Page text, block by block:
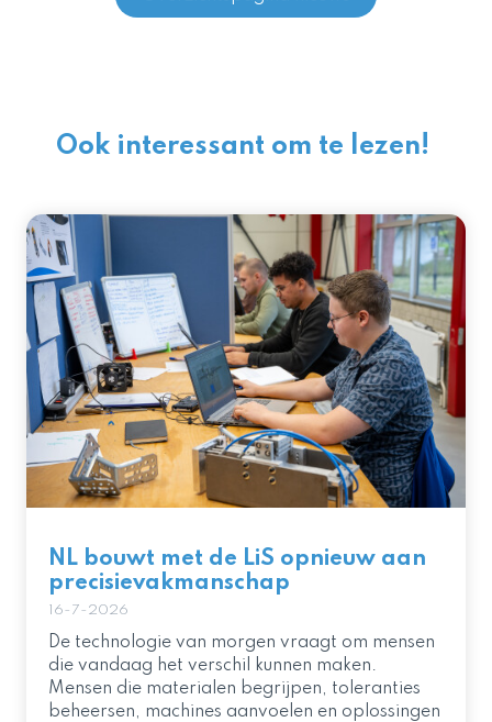
Ook interessant om te lezen!
NL bouwt met de LiS opnieuw aan
precisievakmanschap
16-7-2026
De technologie van morgen vraagt om mensen
die vandaag het verschil kunnen maken.
Mensen die materialen begrijpen, toleranties
beheersen, machines aanvoelen en oplossingen